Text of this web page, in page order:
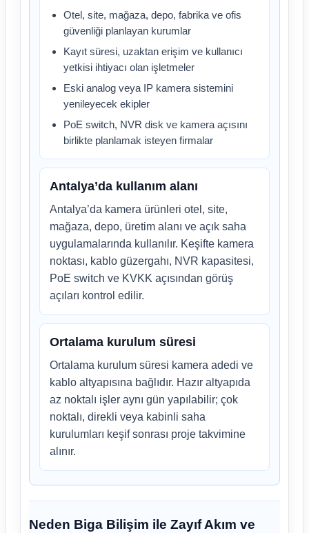
Otel, site, mağaza, depo, fabrika ve ofis
güvenliği planlayan kurumlar
Kayıt süresi, uzaktan erişim ve kullanıcı
yetkisi ihtiyacı olan işletmeler
Eski analog veya IP kamera sistemini
yenileyecek ekipler
PoE switch, NVR disk ve kamera açısını
birlikte planlamak isteyen firmalar
Antalya’da kullanım alanı
Antalya’da kamera ürünleri otel, site,
mağaza, depo, üretim alanı ve açık saha
uygulamalarında kullanılır. Keşifte kamera
noktası, kablo güzergahı, NVR kapasitesi,
PoE switch ve KVKK açısından görüş
açıları kontrol edilir.
Ortalama kurulum süresi
Ortalama kurulum süresi kamera adedi ve
kablo altyapısına bağlıdır. Hazır altyapıda
az noktalı işler aynı gün yapılabilir; çok
noktalı, direkli veya kabinli saha
kurulumları keşif sonrası proje takvimine
alınır.
Neden Biga Bilişim ile Zayıf Akım ve